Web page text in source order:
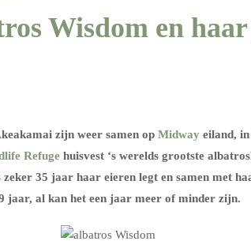
Wisdom en
zijn weer samen op Midway eiland,
Refuge huisvest ‘s werelds grootste
zeker 35 jaar haar eieren legt en samen met
jaar, al kan het een jaar meer of minder zijn.